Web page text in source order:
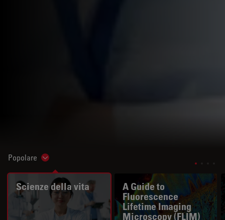
Popolare Show subnavigation
Scienze della vita
A Guide to
Fluorescence
Lifetime Imaging
Microscopy (FLIM)